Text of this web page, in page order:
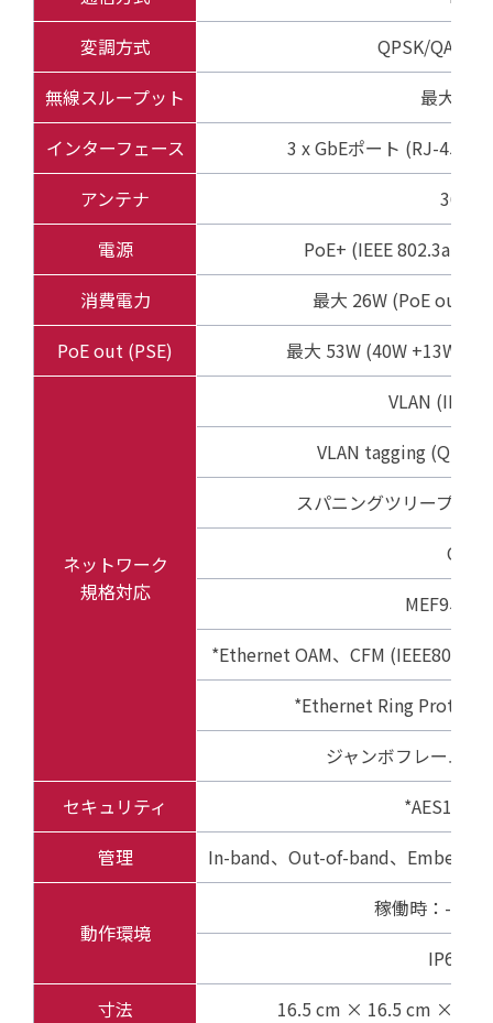
変調方式
QPSK/
無線スループット
最大
インターフェース
3 x GbEポート (RJ-45、
アンテナ
36dBi
電源
PoE+ (IEEE 802.3at、
消費電力
最大 26W (PoE out使
PoE out (PSE)
最大 53W (40W +13W、
ネットワーク
規格対応
VLAN
VLAN tagging (Q in Q
スパニングツリープロ
QoS
MEF9、14
*Ethernet OAM、CFM
*Ethernet Ring
ジャンボフレーム対
セキュリティ
*AES128
管理
In-band、Out-of-band、
動作環境
稼働時：-
IP67準
寸法
16.5 cm × 16.5 cm × 10